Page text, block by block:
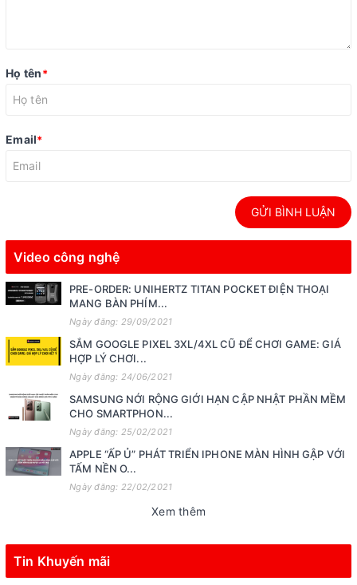
Họ tên*
Email*
GỬI BÌNH LUẬN
Video công nghệ
PRE-ORDER: UNIHERTZ TITAN POCKET ĐIỆN THOẠI
MANG BÀN PHÍM...
Ngày đăng: 29/09/2021
SẮM GOOGLE PIXEL 3XL/4XL CŨ ĐỂ CHƠI GAME: GIÁ
HỢP LÝ CHƠI...
Ngày đăng: 24/06/2021
SAMSUNG NỚI RỘNG GIỚI HẠN CẬP NHẬT PHẦN MỀM
CHO SMARTPHON...
Ngày đăng: 25/02/2021
APPLE “ẤP Ủ” PHÁT TRIỂN IPHONE MÀN HÌNH GẬP VỚI
TẤM NỀN O...
Ngày đăng: 22/02/2021
Xem thêm
Tin Khuyến mãi